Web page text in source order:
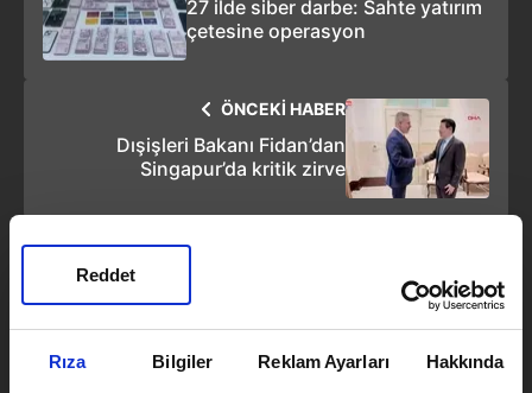
Rıza Bilgiler Reklam Ayarları Hakkında
Reddet
27 ilde siber darbe: Sahte yatırım
çetesine operasyon
ÖNCEKİ HABER
Dışişleri Bakanı Fidan’dan
Singapur’da kritik zirve
Takvim.com.tr Güncel